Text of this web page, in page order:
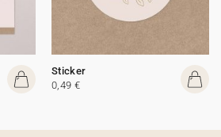
Sticker
0,49 €